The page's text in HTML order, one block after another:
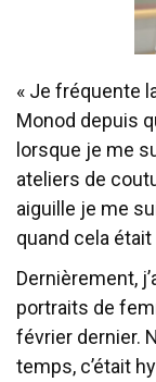
« Je fréquente
Monod depuis
lorsque je me
ateliers de
aiguille je me
quand cela
Dernièrement,
portraits de
février dernier.
temps, c’était